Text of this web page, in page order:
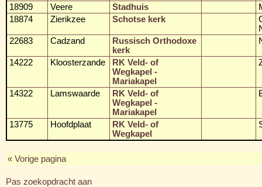
18909 Veere Stadhuis
18874
Zierikzee Schotse kerk
22683
Cadzand
Russisch Orthodoxe
kerk
14222 Kloosterzande
RK Veld- of
Wegkapel -
Mariakapel
14322 Lamswaarde
RK Veld- of
Wegkapel -
Mariakapel
13775 Hoofdplaat
RK Veld- of
Wegkapel
« Vorige pagina
Pas zoekopdracht aan